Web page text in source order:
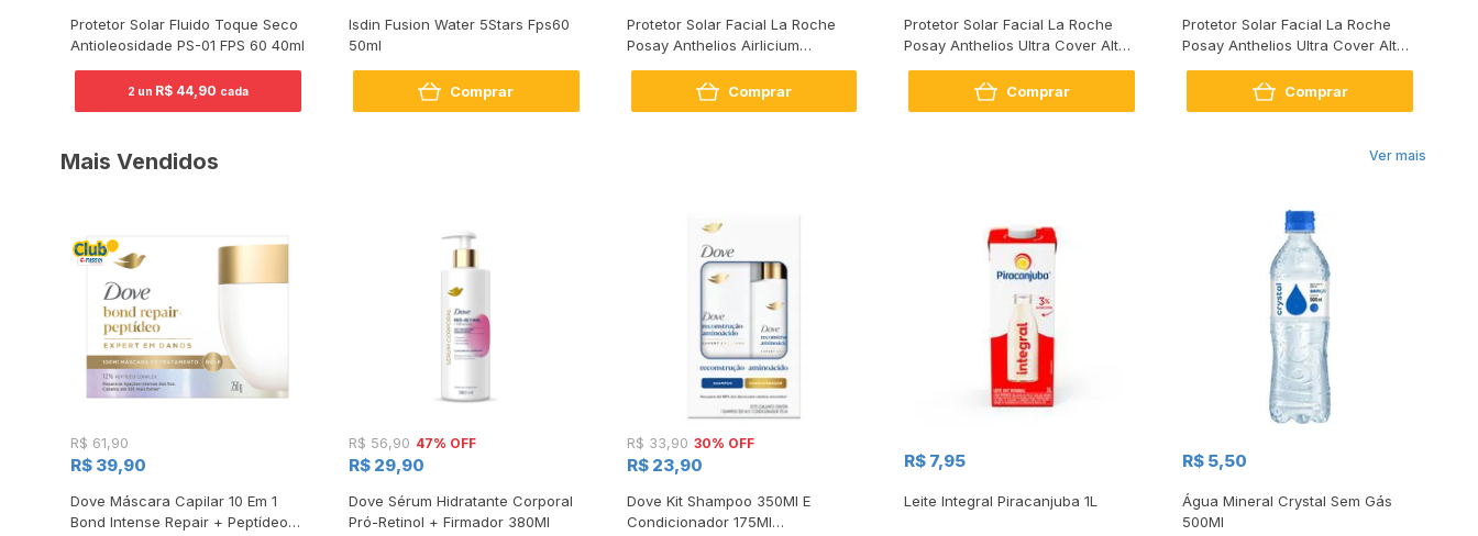
Protetor Solar Fluido Toque Seco
Antioleosidade PS-01 FPS 60 40ml
2 un R$ 44,90 cada
Isdin Fusion Water 5Stars Fps60
50ml
Comprar
Protetor Solar Facial La Roche
Posay Anthelios Airlicium
Antioleosidade Efeito
Comprar
Protetor Solar Facial La Roche
Posay Anthelios Ultra Cover Alta
Cobertura FPS60 Cor 2.0 30g
Comprar
Protetor Solar Facial La Roche
Posay Anthelios Ultra Cover Alta
Cobertura FPS60 Cor 3.0 30g
Comprar
Ver mais
Mais Vendidos
R$ 61,90
R$ 39,90
Dove Máscara Capilar 10 Em 1
Bond Intense Repair + Peptídeo
R$ 56,90 47% OFF
R$ 29,90
Dove Sérum Hidratante Corporal
Pró-Retinol + Firmador 380Ml
R$ 33,90 30% OFF
R$ 23,90
Dove Kit Shampoo 350Ml E
Condicionador 175Ml
R$ 7,95
Leite Integral Piracanjuba 1L
R$ 5,50
Água Mineral Crystal Sem Gás
500Ml